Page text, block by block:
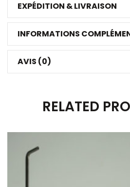
EXPÉDITION & LIVRAISON
INFORMATIONS
AVIS (0)
RELATED